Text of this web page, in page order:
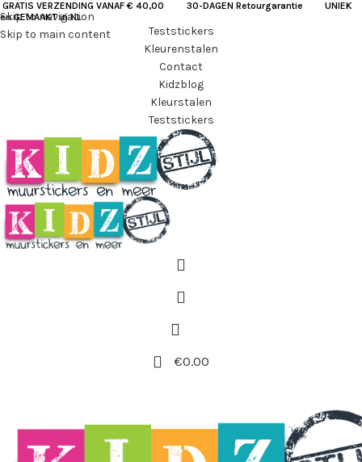
Skip to navigation
Skip to main content
GRATIS VERZENDING VANAF € 40,00
30-DAGEN Retourgarantie UNIEK
en GEMAAKT in NL
Teststickers
Kleurenstalen
Contact
Kidzblog
Kleurstalen
Teststickers
€0.00